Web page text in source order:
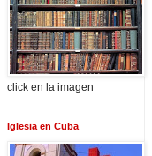
click en la imagen
Iglesia en Cuba